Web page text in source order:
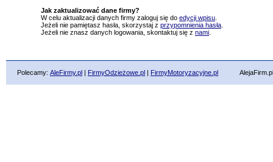
Jak zaktualizować dane firmy?
W celu aktualizacji danych firmy zaloguj się do edycji wpisu
Jeżeli nie pamiętasz hasła, skorzystaj z przypomnienia hasła
Jeżeli nie znasz danych logowania, skontaktuj się z nami
Polecamy: AleFirmy.pl | FirmyOdzieżowe.pl | FirmyMotoryzacyjne.pl AlejaFirm.pl